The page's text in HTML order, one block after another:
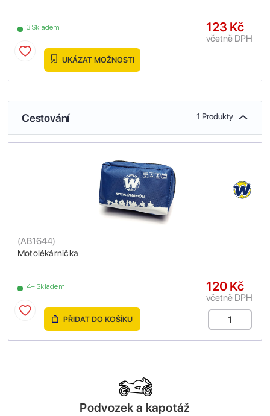
3 Skladem 123 Kč
včetně DPH
UKÁZAT MOŽNOSTI
Cestování 1 Produkty
Motolékárnička
(AB1644)
4+ Skladem 120 Kč
včetně DPH
PŘIDAT DO KOŠÍKU
Podvozek a kapotáž